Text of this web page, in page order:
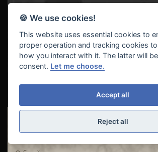
Napajedla 763 61
E-mail:
obchod@fishinginvest.cz
Telefon:
O nás
🍪 We use cookies!
This website uses essential cookies to
proper operation and tracking cookies
how you interact with it. The latter will
consent. Let me choose.
Accept all
Reject all